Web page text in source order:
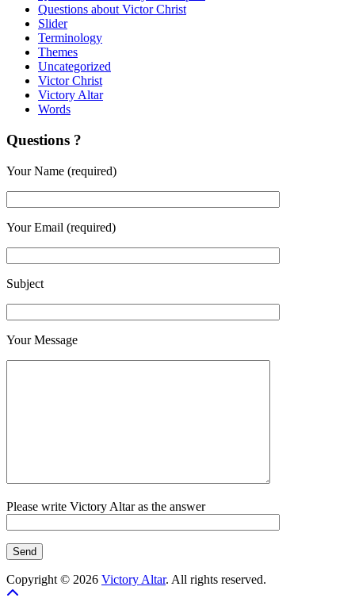
Questions about Victor Christ
Slider
Terminology
Themes
Uncategorized
Victor Christ
Victory Altar
Words
Questions ?
Your Name (required)
Your Email (required)
Subject
Your Message
Please write Victory Altar as the answer
Copyright © 2026 Victory Altar. All rights reserved.